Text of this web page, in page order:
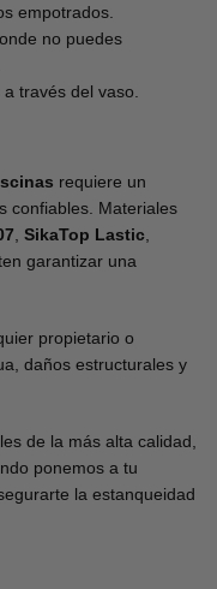
empotrados.
no puedes
través del vaso.
requiere un
confiables. Materiales
SikaTop Lastic,
garantizar una
propietario o
daños estructurales y
de la más alta calidad,
ponemos a tu
la estanqueidad